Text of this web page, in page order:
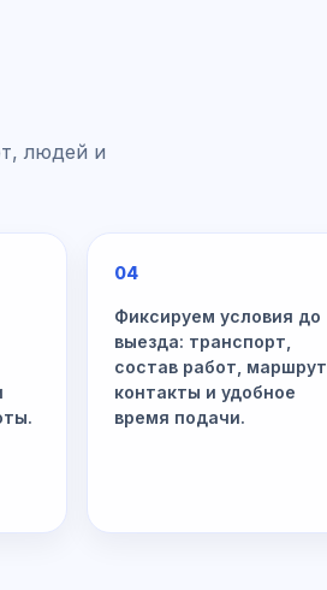
людей и
04
Фиксируем условия до
выезда: транспорт,
состав работ, маршрут,
контакты и удобное
время подачи.